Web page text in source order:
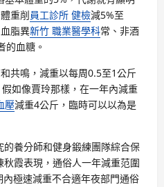
重削員工診所 健檢減5%至
脂異新竹 職業醫學科常、非酒
的血糖。
共鳴，減重以每周0.5至1公斤
如像賈玲那樣，在一年內減重
壓減重4公斤，臨時可以以為是
的養分師和健身鍛練團隊綜合保
霞表現，通俗人一年減重范圍
極速減重不合適年夜部門通俗